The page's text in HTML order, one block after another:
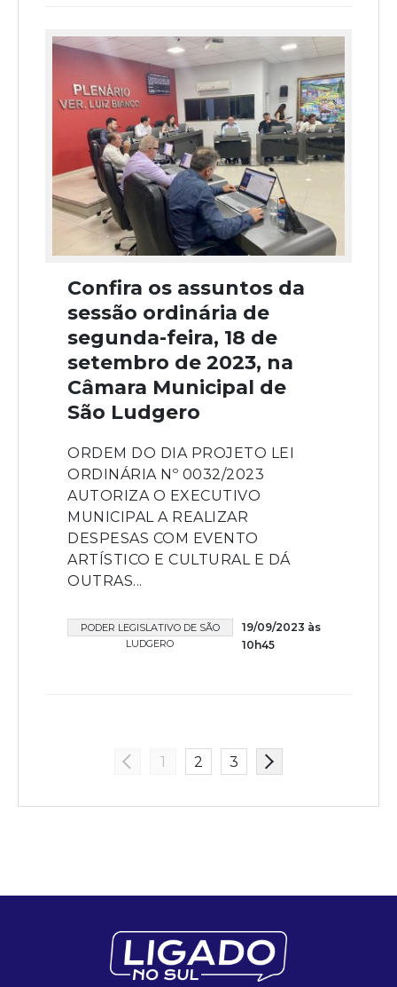
Confira os assuntos da
sessão ordinária de
segunda-feira, 18 de
setembro de 2023, na
Câmara Municipal de
São Ludgero
ORDEM DO DIA PROJETO LEI
ORDINÁRIA Nº 0032/2023
AUTORIZA O EXECUTIVO
MUNICIPAL A REALIZAR
DESPESAS COM EVENTO
ARTÍSTICO E CULTURAL E DÁ
OUTRAS...
PODER LEGISLATIVO DE SÃO
LUDGERO
19/09/2023 às
10h45
1 2 3